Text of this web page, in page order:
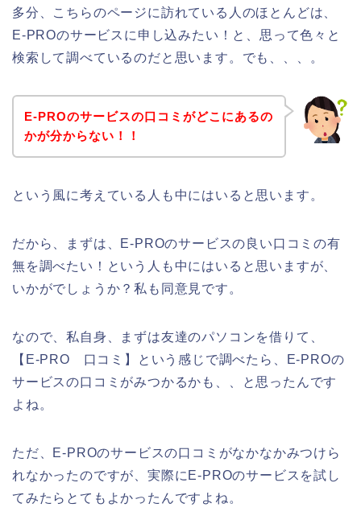
多分、こちらのページに訪れている人のほとんどは、
E-PROのサービスに申し込みたい！と、思って色々と
検索して調べているのだと思います。でも、、、。
E-PROのサービスの口コミがどこにあるの
かが分からない！！
という風に考えている人も中にはいると思います。
だから、まずは、E-PROのサービスの良い口コミの有
無を調べたい！という人も中にはいると思いますが、
いかがでしょうか？私も同意見です。
なので、私自身、まずは友達のパソコンを借りて、
【E-PRO 口コミ】という感じで調べたら、E-PROの
サービスの口コミがみつかるかも、、と思ったんです
よね。
ただ、E-PROのサービスの口コミがなかなかみつけら
れなかったのですが、実際にE-PROのサービスを試し
てみたらとてもよかったんですよね。